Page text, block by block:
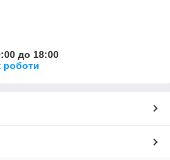
до 18:00
роботи